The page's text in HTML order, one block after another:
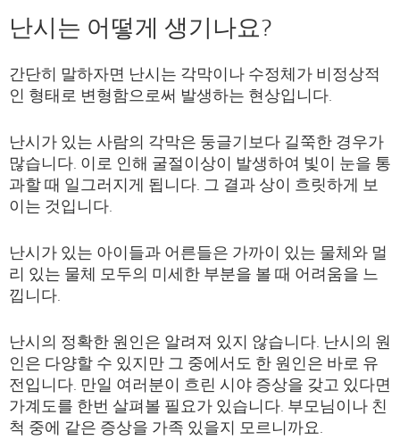
난시는 어떻게 생기나요?
간단히 말하자면 난시는 각막이나 수정체가 비정상적
인 형태로 변형함으로써 발생하는 현상입니다.
난시가 있는 사람의 각막은 둥글기보다 길쭉한 경우가
많습니다. 이로 인해 굴절이상이 발생하여 빛이 눈을 통
과할 때 일그러지게 됩니다. 그 결과 상이 흐릿하게 보
이는 것입니다.
난시가 있는 아이들과 어른들은 가까이 있는 물체와 멀
리 있는 물체 모두의 미세한 부분을 볼 때 어려움을 느
낍니다.
난시의 정확한 원인은 알려져 있지 않습니다. 난시의 원
인은 다양할 수 있지만 그 중에서도 한 원인은 바로 유
전입니다. 만일 여러분이 흐린 시야 증상을 갖고 있다면
가계도를 한번 살펴볼 필요가 있습니다. 부모님이나 친
척 중에 같은 증상을 가족 있을지 모르니까요.